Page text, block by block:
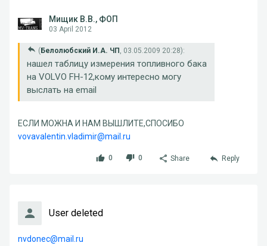
Мищик В.В., ФОП
03 April 2012
( Белолюбский И.А. ЧП , 03.05.2009 20:28):
нашел таблицу измерения топливного бака
на VOLVO FH-12,кому интересно могу
выслать на email
ЕСЛИ МОЖНА И НАМ ВЫШЛИТЕ,СПОСИБО
vovavalentin.vladimir@mail.ru
0 0 Share Reply
User deleted
nvdonec@mail.ru